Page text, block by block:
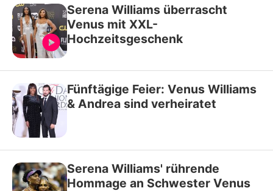
Serena Williams überrascht
Venus mit XXL-
Hochzeitsgeschenk
Fünftägige Feier: Venus Williams
& Andrea sind verheiratet
Serena Williams' rührende
Hommage an Schwester Venus